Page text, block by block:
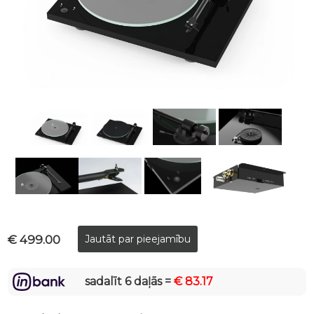
€ 499.00
sadalīt 6 daļās =€ 83.17